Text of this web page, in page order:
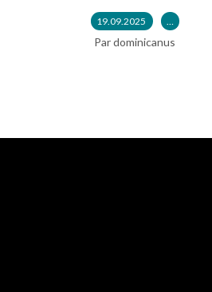
19.09.2025 …
Par dominicanus